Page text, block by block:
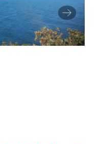
Next